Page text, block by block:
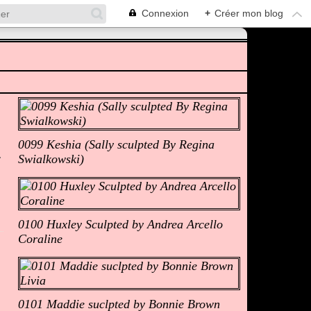
Connexion + Créer mon blog
0099 Keshia (Sally sculpted By Regina
Swialkowski)
0100 Huxley Sculpted by Andrea Arcello
Coraline
0101 Maddie suclpted by Bonnie Brown